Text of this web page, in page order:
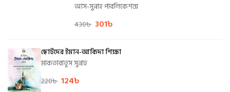
আস-সুন্নাহ পাবলিকেশন্স
430৳ 301৳
ছোটদের ইমান-আকিদা শিক্ষা
মাকতাবাতুস সুন্নাহ
220৳ 124৳